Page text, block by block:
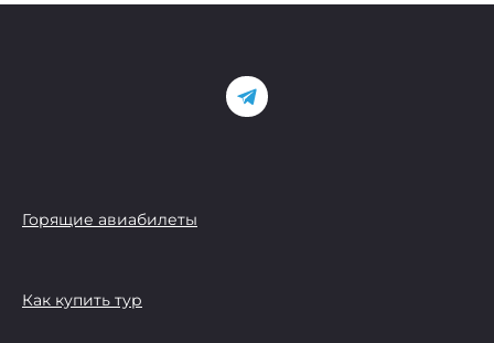
Горящие авиабилеты
Как купить тур